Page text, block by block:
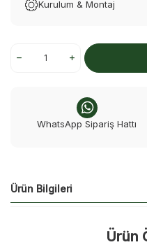
Kurulum & Montaj
WhatsApp Sipariş Hattı
Ürün Bilgileri
Ürün